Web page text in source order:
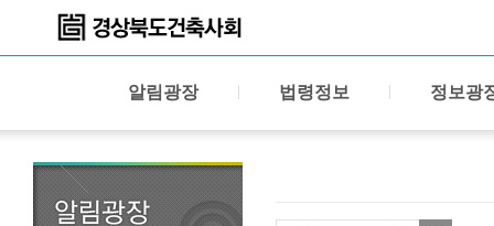
알림광장 법령정보 정보광